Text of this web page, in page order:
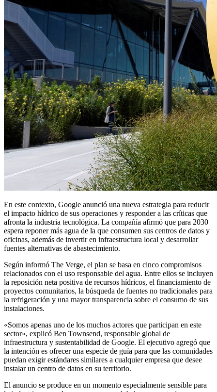
En este contexto, Google anunció una nueva estrategia para reducir
el impacto hídrico de sus operaciones y responder a las críticas que
afronta la industria tecnológica. La compañía afirmó que para 2030
espera reponer más agua de la que consumen sus centros de datos y
oficinas, además de invertir en infraestructura local y desarrollar
fuentes alternativas de abastecimiento.
Según informó The Verge, el plan se basa en cinco compromisos
relacionados con el uso responsable del agua. Entre ellos se incluyen
la reposición neta positiva de recursos hídricos, el financiamiento de
proyectos comunitarios, la búsqueda de fuentes no tradicionales para
la refrigeración y una mayor transparencia sobre el consumo de sus
instalaciones.
«Somos apenas uno de los muchos actores que participan en este
sector», explicó Ben Townsend, responsable global de
infraestructura y sustentabilidad de Google. El ejecutivo agregó que
la intención es ofrecer una especie de guía para que las comunidades
puedan exigir estándares similares a cualquier empresa que desee
instalar un centro de datos en su territorio.
El anuncio se produce en un momento especialmente sensible para